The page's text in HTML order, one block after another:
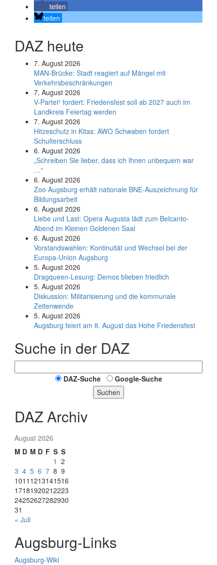
teilen
teilen
DAZ heute
7. August 2026
MAN-Brücke: Stadt reagiert auf Mängel mit
Verkehrsbeschränkungen
7. August 2026
V-Partei­³ fordert: Friedens­fest soll ab 2027 auch im
Land­kreis Feier­tag werden
7. August 2026
Hitzeschutz in Kitas: AWO Schwaben fordert
Schulterschluss
6. August 2026
„Schreiben Sie lieber, dass ich Ihnen unbequem war
…“
6. August 2026
Zoo Augsburg erhält nationale BNE-Auszeichnung für
Bildungsarbeit
6. August 2026
Liebe und Last: Opera Augusta lädt zum Belcanto-
Abend im Kleinen Goldenen Saal
6. August 2026
Vorstandswahlen: Kontinuität und Wechsel bei der
Europa-Union Augsburg
5. August 2026
Dragqueen-Lesung: Demos blieben friedlich
5. August 2026
Diskussion: Mi­li­ta­ri­sie­rung und die kommunale
Zeitenwende
5. August 2026
Augsburg feiert am 8. August das Hohe Friedensfest
Suche in der DAZ
DAZ-Suche
Google-Suche
Suchen
DAZ Archiv
August 2026
M D M D F S S
1 2
3 4 5 6 7 8 9
1011 1213141516
17181920212223
24252627282930
31
« Juli
Augsburg-Links
Augsburg-Wiki